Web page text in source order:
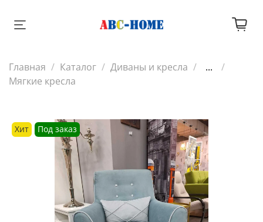
Главная Каталог Диваны и кресла
...
Мягкие кресла
Хит Под заказ